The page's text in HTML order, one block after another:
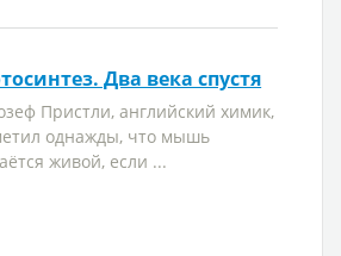
Два века спустя
Пристли, английский химик,
однажды, что мышь
живой, если ...